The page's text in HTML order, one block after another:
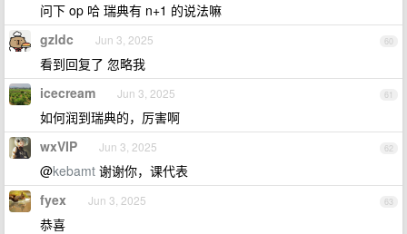
问下 op 哈 瑞典有 n+1 的说法嘛
60
gzldc Jun 3, 2025
看到回复了 忽略我
61
icecream Jun 3, 2025
如何润到瑞典的，厉害啊
62
wxVIP Jun 3, 2025
@kebamt 谢谢你，课代表
63
fyex Jun 3, 2025
恭喜